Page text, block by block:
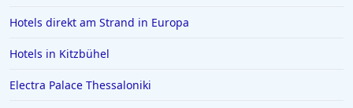
Hotels direkt am Strand in Europa
Hotels in Kitzbühel
Electra Palace Thessaloniki